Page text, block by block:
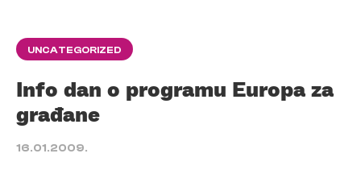
UNCATEGORIZED
Info dan o programu Europa za
građane
16.01.2009.